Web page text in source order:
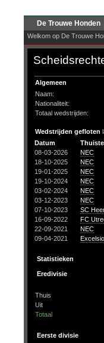
De Trouwe Honden
Welkom op De Trouwe
Algemeen
Naam:
Nationaliteit:
Totaal wedstrijden:
Wedstrijden gefloten
Datum
08-03-2026
NEC
18-10-2025
NEC
19-01-2025
NEC
19-10-2024
NEC
03-02-2024
NEC
03-12-2023
NEC
07-10-2023
SC
16-09-2022
FC
22-09-2021
NEC
09-04-2021
Statistieken
Eredivisie
Thuis
Uit
Totaal
Eerste divisie